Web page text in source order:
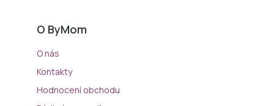
O ByMom
O nás
Kontakty
Hodnocení obchodu